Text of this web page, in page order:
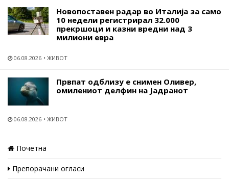
Новопоставен радар во Италија за само
10 недели регистрирал 32.000
прекршоци и казни вредни над 3
милиони евра
06.08.2026 ЖИВОТ
Првпат одблизу е снимен Оливер,
омилениот делфин на Јадранот
06.08.2026 ЖИВОТ
Почетна
Препорачани огласи